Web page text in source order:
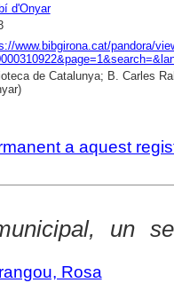
d'Onyar
www.bibgirona.cat/pandora/
de Catalunya; B. Carles
a aquest
un
Rosa